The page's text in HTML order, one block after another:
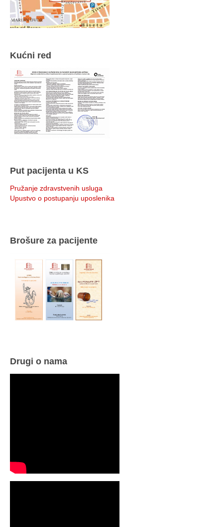
Kućni red
Put pacijenta u KS
Pružanje zdravstvenih usluga
Upustvo o postupanju uposlenika
Brošure za pacijente
Drugi o nama